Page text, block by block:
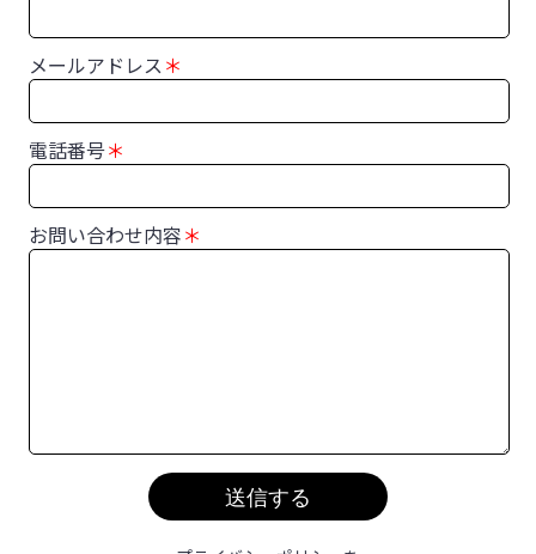
メールアドレス＊
電話番号＊
お問い合わせ内容＊